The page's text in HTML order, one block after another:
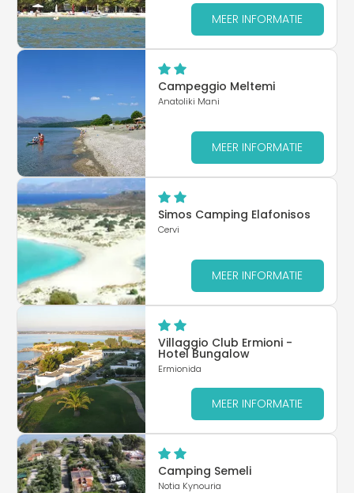
MEER INFORMATIE
Campeggio Meltemi
Anatoliki Mani
MEER INFORMATIE
Simos Camping Elafonisos
Cervi
MEER INFORMATIE
Villaggio Club Ermioni -
Hotel Bungalow
Ermionida
MEER INFORMATIE
Camping Semeli
Notia Kynouria